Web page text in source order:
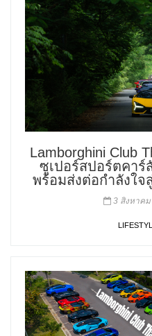
Lamborghini Club
ซูเปอร์สปอร์ตคา
พร้อมส่งต่อกำลังใ
3 สิงหาคม